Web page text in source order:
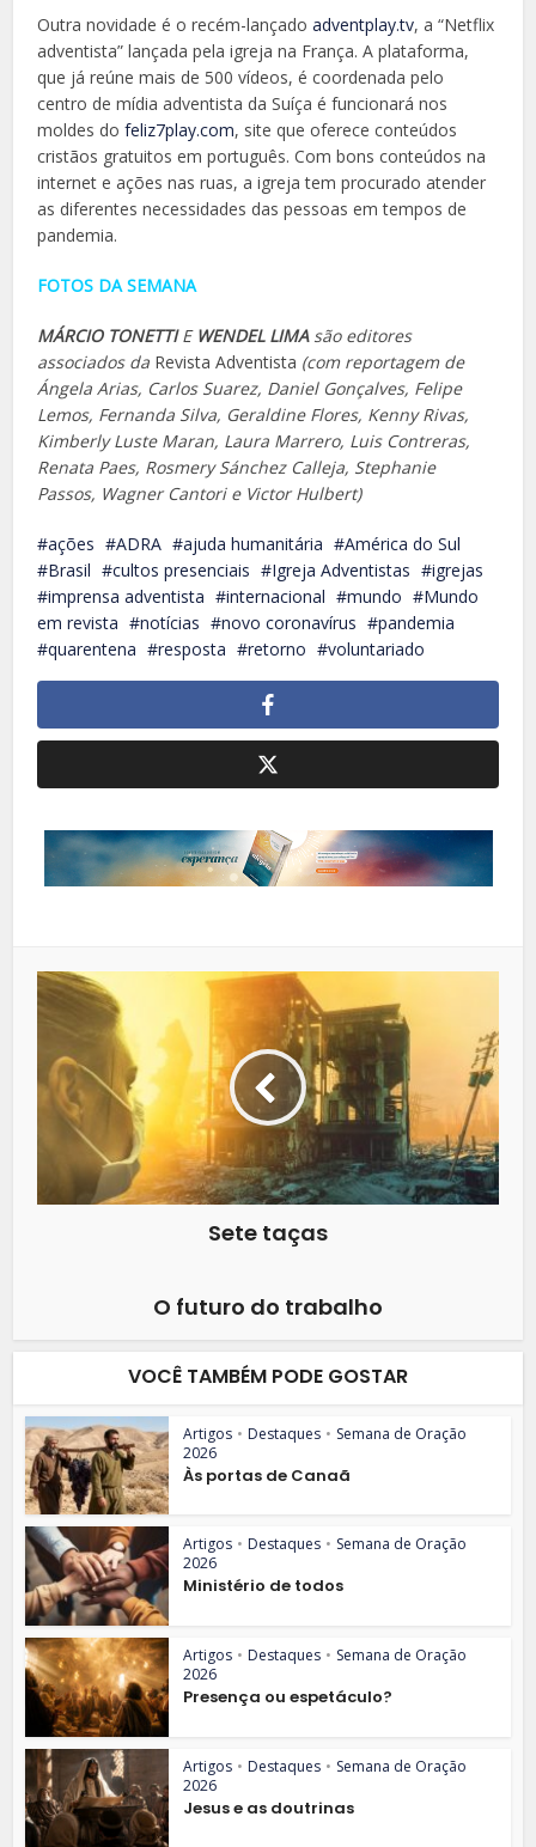
Outra novidade é o recém-lançadoadventplay.tv, a “Netflix
adventista” lançada pela igreja na França. A plataforma,
que já reúne mais de 500 vídeos, é coordenada pelo
centro de mídia adventista da Suíça é funcionará nos
moldes dofeliz7play.com, site que oferece conteúdos
cristãos gratuitos em português. Com bons conteúdos na
internet e ações nas ruas, a igreja tem procurado atender
as diferentes necessidades das pessoas em tempos de
pandemia.
FOTOS DA SEMANA
MÁRCIO TONETTIE WENDEL LIMAsão editores
associados da Revista Adventista (com reportagem de
Ángela Arias, Carlos Suarez, Daniel Gonçalves, Felipe
Lemos, Fernanda Silva, Geraldine Flores, Kenny Rivas,
Kimberly Luste Maran, Laura Marrero, Luis Contreras,
Renata Paes, Rosmery Sánchez Calleja, Stephanie
Passos, Wagner Cantori e Victor Hulbert)
ações ADRA ajuda humanitária
América do Sul
Brasil
cultos presenciais Igreja Adventistas
igrejas
imprensa adventista
internacional mundo
Mundo
em revista
notícias novo coronavírus
pandemia
quarentena
resposta retorno voluntariado
Sete taças
O futuro do trabalho
VOCÊ TAMBÉM PODE GOSTAR
Artigos • Destaques • Semana de Oração
2026
Às portas de Canaã
Artigos • Destaques • Semana de Oração
2026
Ministério de todos
Artigos • Destaques • Semana de Oração
2026
Presença ou espetáculo?
Artigos • Destaques • Semana de Oração
2026
Jesus e as doutrinas